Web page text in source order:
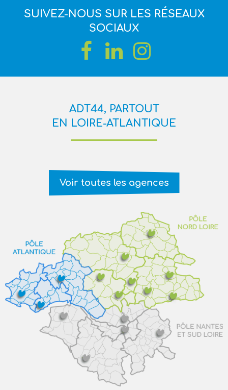
SUIVEZ-NOUS SUR LES RÉSEAUX
SOCIAUX
ADT44, PARTOUT
EN LOIRE-ATLANTIQUE
Voir toutes les agences